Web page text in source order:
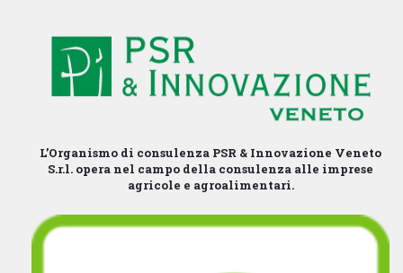
L’Organismo di consulenza PSR & Innovazione Veneto
S.r.l. opera nel campo della consulenza alle imprese
agricole e agroalimentari.